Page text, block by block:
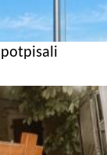
potpisali